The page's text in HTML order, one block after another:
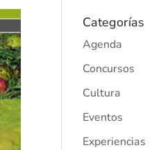
Categorías
Agenda
Concursos
Cultura
Eventos
Experiencias